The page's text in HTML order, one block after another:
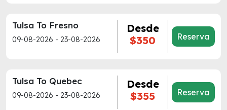
Tulsa To Fresno
09-08-2026 - 23-08-2026
Desde
$350
Reserva
Tulsa To Quebec
09-08-2026 - 23-08-2026
Desde
$355
Reserva